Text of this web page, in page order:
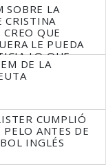
SOBRE LA
CRISTINA
QUE
LE PUEDA
LO QUE
DE LA
CUMPLIÓ
ANTES DE
INGLÉS